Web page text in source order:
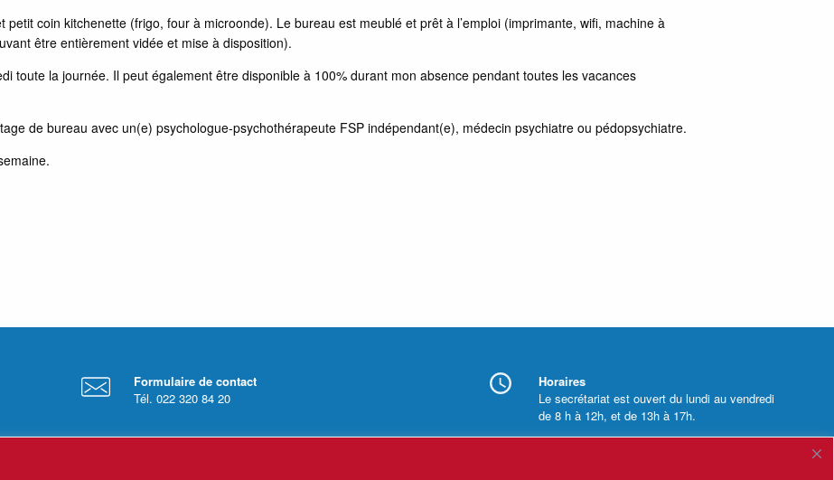
petit coin kitchenette (frigo, four à microonde). Le bureau est meublé et prêt à l’emploi (imprimante, wifi, machine à
être entièrement vidée et mise à disposition).
toute la journée. Il peut également être disponible à 100% durant mon absence pendant toutes les vacances
de bureau avec un(e) psychologue-psychothérapeute FSP indépendant(e), médecin psychiatre ou pédopsychiatre.
Formulaire de contact
Tél. 022 320 84 20
Horaires
Le secrétariat est ouvert du lundi au vendredi
de 8 h à 12h, et de 13h à 17h.